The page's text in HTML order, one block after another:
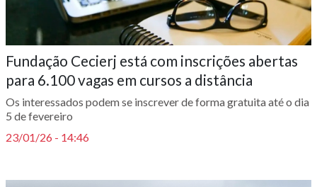
Fundação Cecierj está com inscrições abertas
para 6.100 vagas em cursos a distância
Os interessados podem se inscrever de forma gratuita até o dia
5 de fevereiro
23/01/26 - 14:46